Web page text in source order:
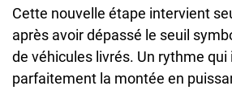
Cette nouvelle étape intervient
après avoir dépassé le seuil
de véhicules livrés. Un rythme qui
parfaitement la montée en